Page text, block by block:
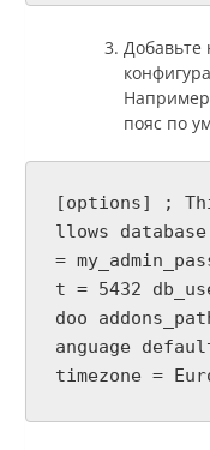
пояс по
[options] ;
llows
=
t = 5432
doo
anguage
timezone =